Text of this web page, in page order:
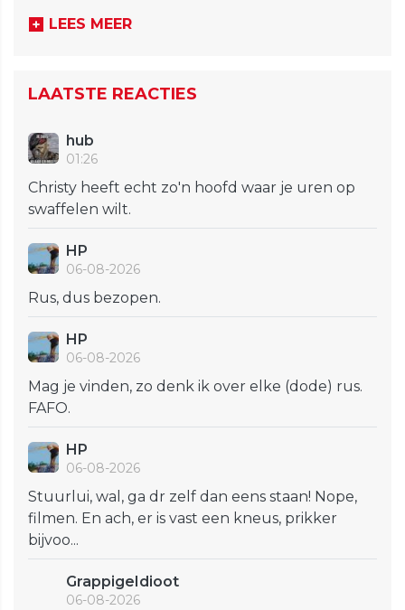
LEES MEER
LAATSTE REACTIES
hub
01:26
Christy heeft echt zo'n hoofd waar je uren op
swaffelen wilt.
HP
06-08-2026
Rus, dus bezopen.
HP
06-08-2026
Mag je vinden, zo denk ik over elke (dode) rus.
FAFO.
HP
06-08-2026
Stuurlui, wal, ga dr zelf dan eens staan! Nope,
filmen. En ach, er is vast een kneus, prikker
bijvoo...
GrappigeIdioot
06-08-2026